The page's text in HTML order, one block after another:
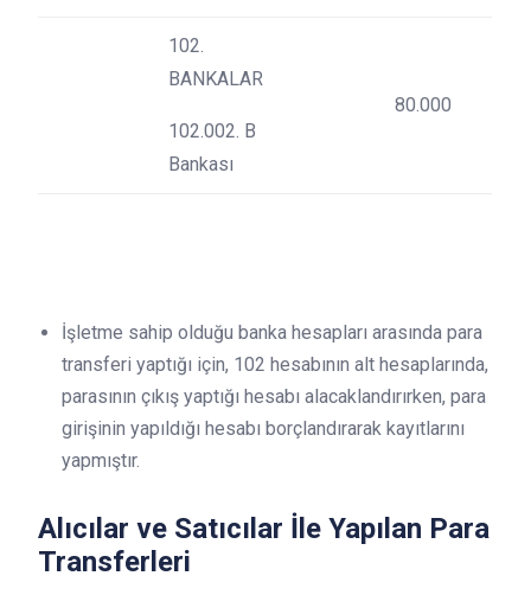
102.
BANKALAR
102.002. B
Bankası
80.000
İşletme sahip olduğu banka hesapları arasında para
transferi yaptığı için, 102 hesabının alt hesaplarında,
parasının çıkış yaptığı hesabı alacaklandırırken, para
girişinin yapıldığı hesabı borçlandırarak kayıtlarını
yapmıştır.
Alıcılar ve Satıcılar İle Yapılan Para
Transferleri